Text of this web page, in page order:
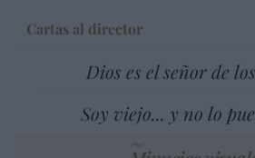
Cartas al director
Dios es el señor de
Soy viejo... y no lo